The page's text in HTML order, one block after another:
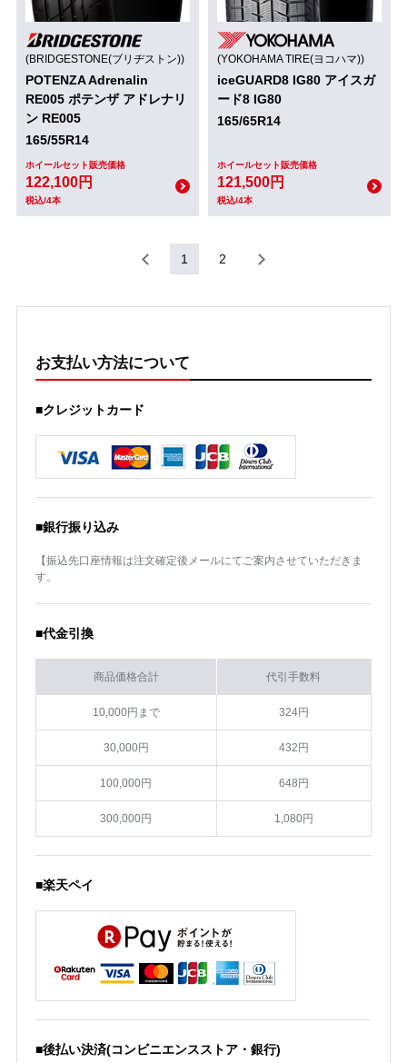
(BRIDGESTONE(ブリヂストン))
POTENZA Adrenalin
RE005 ポテンザ アドレナリ
ン RE005
165/55R14
ホイールセット販売価格
122,100円
税込/4本
(YOKOHAMA TIRE(ヨコハマ))
iceGUARD8 IG80 アイスガ
ード8 IG80
165/65R14
ホイールセット販売価格
121,500円
税込/4本
1 2
お支払い方法について
■クレジットカード
■銀行振り込み
【振込先口座情報は注文確定後メールにてご案内させていただきま
す。
■代金引換
商品価格合計 代引手数料
10,000円まで 324円
30,000円 432円
100,000円 648円
300,000円 1,080円
■楽天ペイ
■後払い決済(コンビニエンスストア・銀行)